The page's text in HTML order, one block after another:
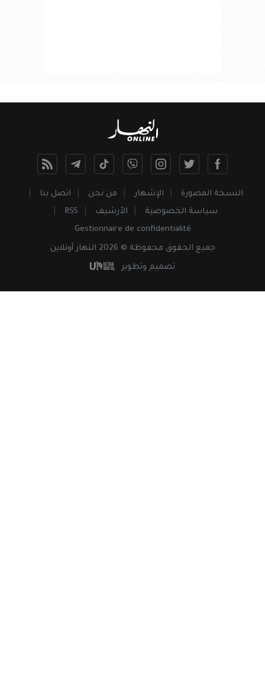
النسخة المصورة الإشهار من نحن
اتصل بنا
سياسة الخصوصية
الأرشيف
RSS
Gestionnaire de confidentialité
جميع الحقوق محفوظة © 2026 النهار أونلاين
تصميم وتطوير